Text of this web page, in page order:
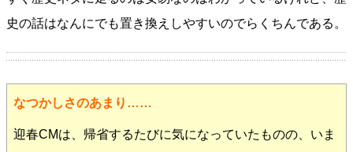
史の話はなんにでも置き換えしやすいのでらくちんである。
なつかしさのあまり……
迎春CMは、帰省するたびに気になっていたものの、いま